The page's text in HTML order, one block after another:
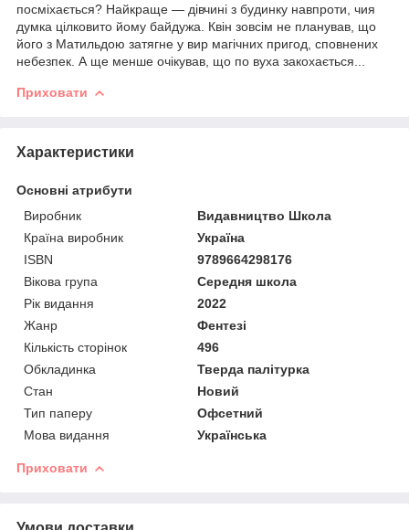
посміхається? Найкраще — дівчині з будинку навпроти, чия
думка цілковито йому байдужа. Квін зовсім не планував, що
його з Матильдою затягне у вир магічних пригод, сповнених
небезпек. А ще менше очікував, що по вуха закохається...
Приховати
Характеристики
Основні атрибути
Виробник
Видавництво Школа
Країна виробник
Україна
ISBN
9789664298176
Вікова група
Середня школа
Рік видання
2022
Жанр
Фентезі
Кількість сторінок
496
Обкладинка
Тверда палітурка
Стан
Новий
Тип паперу
Офсетний
Мова видання
Українська
Приховати